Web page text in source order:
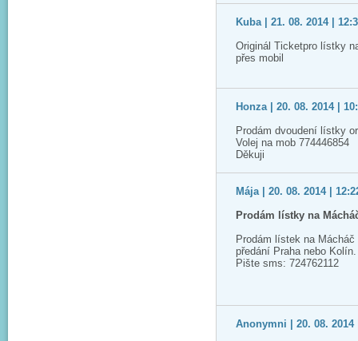
Kuba | 21. 08. 2014 |
Originál Ticketpro lístky
přes mobil
Honza | 20. 08. 2014 |
Prodám dvoudení lístky
Volej na mob 774446854
Děkuji
Mája | 20. 08. 2014 |
Prodám lístky na
Prodám lístek na
předání Praha nebo Kolín.
Pište sms: 724762112
Anonymni | 20. 08. 2014